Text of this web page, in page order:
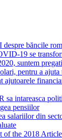
despre băncile
19 se
suntem
pentru a
ajutoarele
sa intareasca
pensiilor
salariilor din
of the 2018